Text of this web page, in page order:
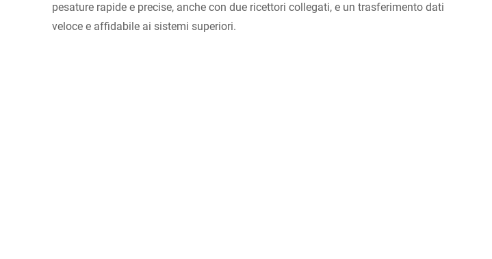
pesature rapide e precise, anche con due ricettori collegati, e un trasferimento dati
veloce e affidabile ai sistemi superiori.